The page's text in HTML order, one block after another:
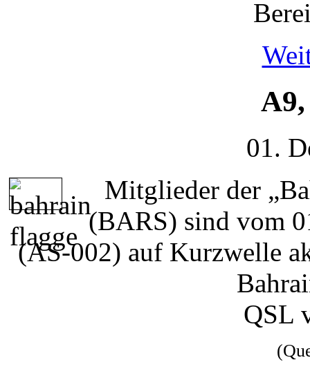
01.
Mitglieder der
(BARS) sind vom
(AS-002) auf Kurzwelle
QSL